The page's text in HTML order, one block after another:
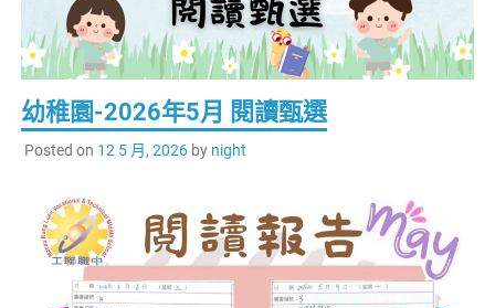
幼稚園-2026年5月 閱讀甄選
Posted on 12 5 月, 2026by night